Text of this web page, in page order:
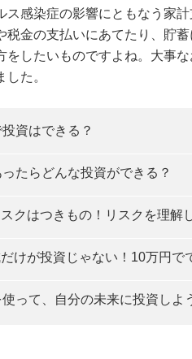
ス感染症の影響にともなう家
税金の支払いにあてたり、貯
をしたいものですよね。大事
た。
資はできる？
たらどんな投資ができる？
クはつきもの！リスクを理解
けが投資じゃない！10万円で
って、自分の未来に投資しよ